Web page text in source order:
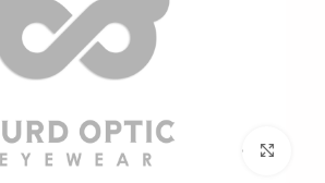
بزرگنمایی تصویر